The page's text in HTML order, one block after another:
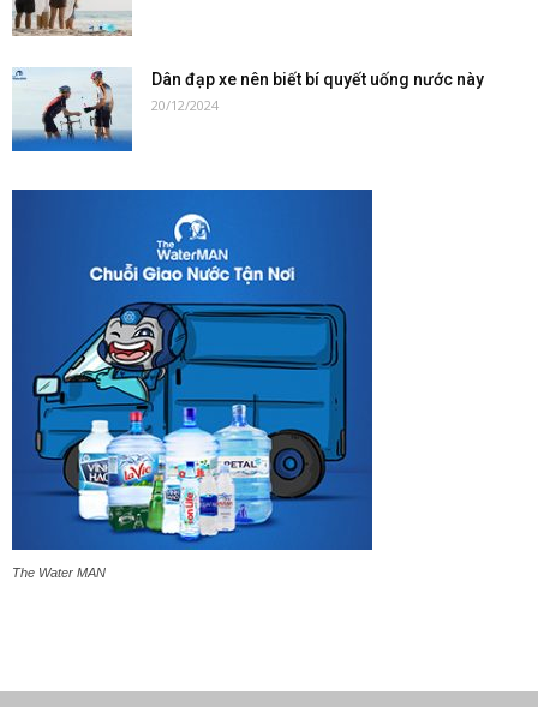
Dân đạp xe nên biết bí quyết uống nước này
20/12/2024
The Water MAN